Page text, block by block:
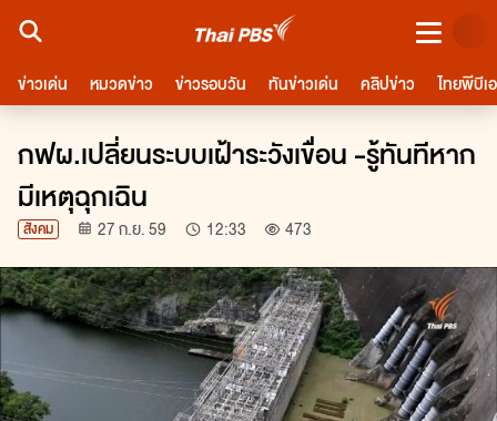
ข่าวเด่น หมวดข่าว ข่าวรอบวัน ทันข่าวเด่น คลิปข่าว ไทยพีบีเ
ชมสด
กฟผ.เปลี่ยนระบบเฝ้าระวังเขื่อน -รู้ทันทีหาก
มีเหตุฉุกเฉิน
สังคม 27 ก.ย. 59 12:33 จำนวนผู้ชม
473